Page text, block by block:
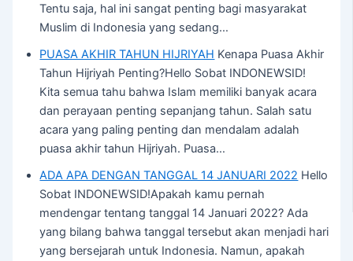
Tentu saja, hal ini sangat penting bagi masyarakat
Muslim di Indonesia yang sedang…
PUASA AKHIR TAHUN HIJRIYAH Kenapa Puasa Akhir
Tahun Hijriyah Penting?Hello Sobat INDONEWSID!
Kita semua tahu bahwa Islam memiliki banyak acara
dan perayaan penting sepanjang tahun. Salah satu
acara yang paling penting dan mendalam adalah
puasa akhir tahun Hijriyah. Puasa…
ADA APA DENGAN TANGGAL 14 JANUARI 2022 Hello
Sobat INDONEWSID!Apakah kamu pernah
mendengar tentang tanggal 14 Januari 2022? Ada
yang bilang bahwa tanggal tersebut akan menjadi hari
yang bersejarah untuk Indonesia. Namun, apakah